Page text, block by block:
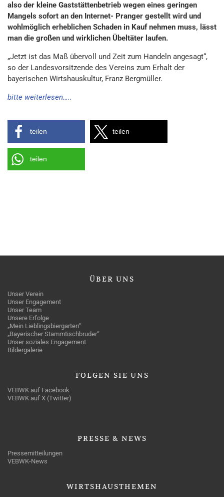
also der kleine Gaststättenbetrieb wegen eines geringen
Mangels sofort an den Internet- Pranger gestellt wird und
wohlmöglich erheblichen Schaden in Kauf nehmen muss, lässt
man die großen und wirklichen Übeltäter laufen.
„Jetzt ist das Maß übervoll und Zeit zum Handeln angesagt“,
so der Landesvorsitzende des Vereins zum Erhalt der
bayerischen Wirtshauskultur, Franz Bergmüller.
bitte weiterlesen…..
teilen teilen
teilen
ÜBER UNS
Unser Verein
Unser Engagement
Unser Team
Unsere Erfolge
„Mein Lieblingsbiergarten“
„Bayerischer Stammtischbruder“
Unser soziales Engagement
Bildergalerie
FOLGEN SIE UNS
VEBWK auf Facebook
VEBWK auf X (Twitter)
PRESSE & NEWS
Pressemitteilungen
VEBWK-News
WIRTSHAUSTHEMEN